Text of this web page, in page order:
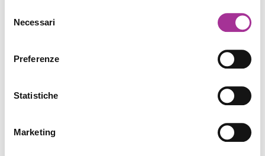
delNecessari
Preferenze
Statistiche
Marketing